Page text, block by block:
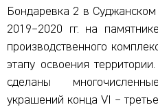
Бондаревка 2 в
2019–2020 гг. на
производственного
этапу освоения
сделаны
украшений конца VI –